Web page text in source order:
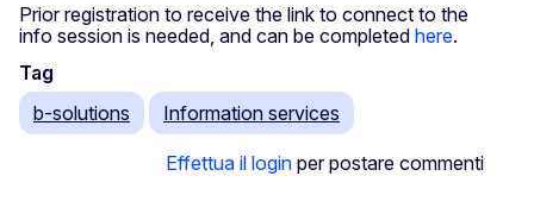
Prior registration to receive the link to connect to the
info session is needed, and can be completed here.
Tag
b-solutions
Information services
Effettua il login per postare commenti